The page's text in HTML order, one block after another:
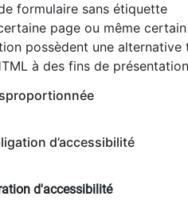
formulaire sans étiquette
page ou même
possèdent une alternative
à des fins de
d’accessibilité
d'accessibilité